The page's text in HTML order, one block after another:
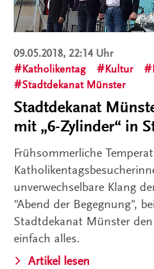
09.05.2018, 22:14 Uhr
Katholikentag
Kultur
Stadtdekanat Münster
Stadtdekanat
mit „6-Zylinder“ in
Frühsommerliche
unverwechselbare Klang
"Abend der Begegnung",
Stadtdekanat Münster
einfach alles.
Artikel lesen